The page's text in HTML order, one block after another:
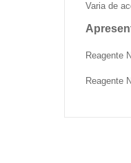
Varia de
Reagente
Reagente